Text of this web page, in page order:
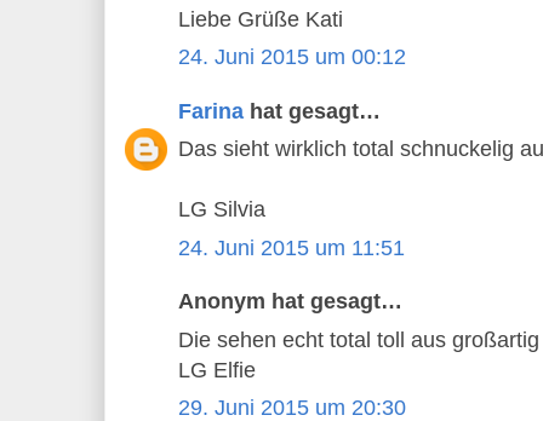
Liebe Grüße Kati
24. Juni 2015 um 00:12
Farina hat gesagt…
Das sieht wirklich total schnuckelig
LG Silvia
24. Juni 2015 um 11:51
Anonym hat gesagt…
Die sehen echt total toll aus
LG Elfie
29. Juni 2015 um 20:30